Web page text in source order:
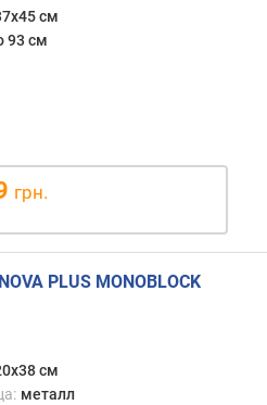
см
93 см
грн.
PLUS MONOBLOCK
см
металл